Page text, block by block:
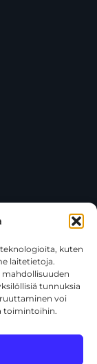
kuten
laitetietoja.
mahdollisuuden
tunnuksia
voi
toimintoihin.